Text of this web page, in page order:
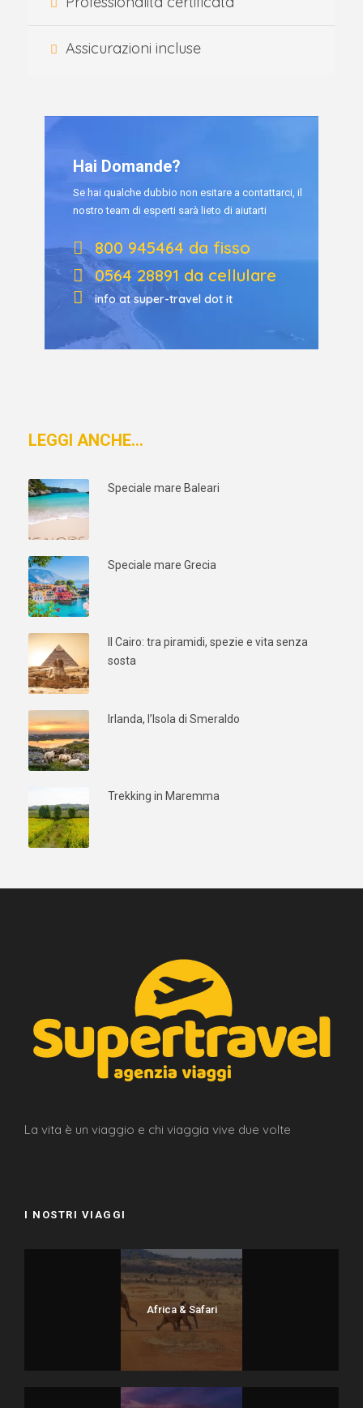
Assicurazioni incluse
Hai Domande?
Se hai qualche dubbio non esitare a contattarci, il
nostro team di esperti sarà lieto di aiutarti
800 945464 da fisso
0564 28891 da cellulare
info at super-travel dot it
LEGGI ANCHE…
Speciale mare Baleari
Speciale mare Grecia
Il Cairo: tra piramidi, spezie e vita senza
sosta
Irlanda, l’Isola di Smeraldo
Trekking in Maremma
La vita è un viaggio e chi viaggia vive due volte
I NOSTRI VIAGGI
Africa & Safari